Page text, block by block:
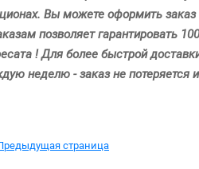
Вы можете оформить
позволяет гарантировать
! Для более быстрой
неделю - заказ не потеряется
страница